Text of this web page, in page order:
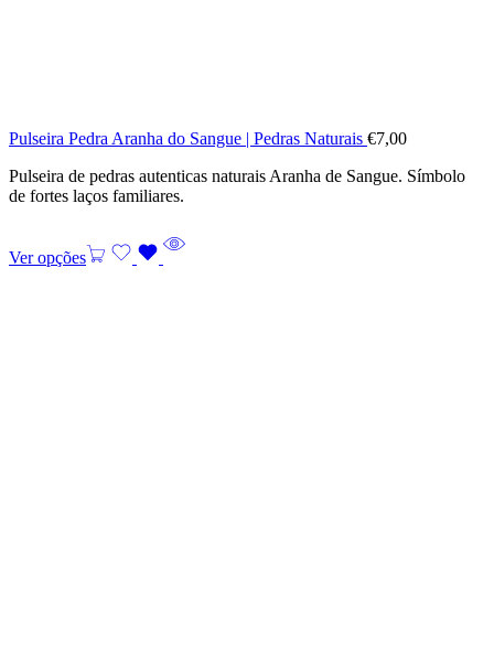
Pulseira Pedra Aranha do Sangue | Pedras Naturais €7,00
Pulseira de pedras autenticas naturais Aranha de Sangue. Símbolo
de fortes laços familiares.
Ver opções